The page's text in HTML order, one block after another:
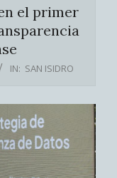
el primer
IN: SAN ISIDRO